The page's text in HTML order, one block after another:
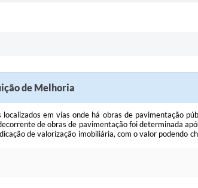
de Melhoria
em vias onde há obras de pavimentação
de obras de pavimentação foi determinada
de valorização imobiliária, com o valor podendo